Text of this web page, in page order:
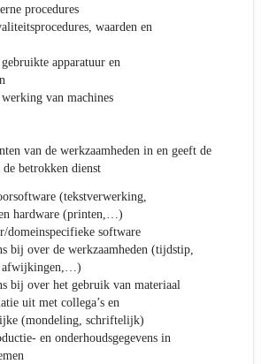
procedures
waarden en
apparatuur en
van machines
van de werkzaamheden in en geeft de
betrokken dienst
(tekstverwerking,
hardware (printen,…)
domeinspecifieke software
bij over de werkzaamheden (tijdstip,
afwijkingen,…)
bij over het gebruik van materiaal
uit met collega’s en
(mondeling, schriftelijk)
en onderhoudsgegevens in